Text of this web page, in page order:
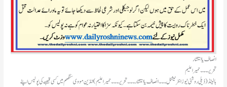
انصاف یا انتشار
تحریر۔۔۔حمیراعلیم